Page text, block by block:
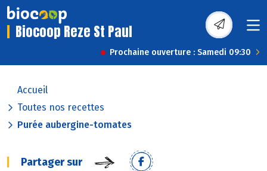
Biocoop Reze St Paul
Prochaine ouverture : Samedi 09:30
Accueil
Toutes nos recettes
Purée aubergine-tomates
Partager sur